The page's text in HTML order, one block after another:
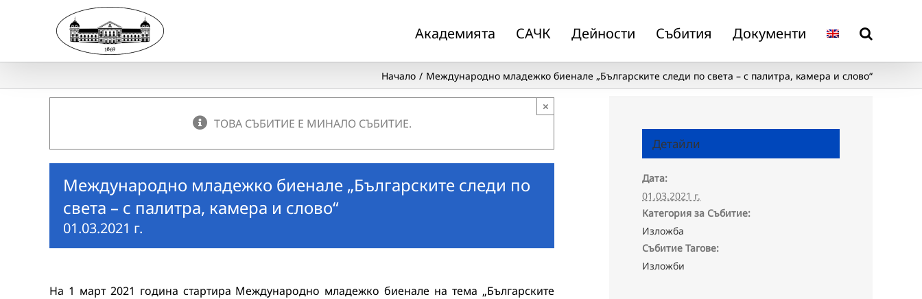
Академията САЧК Дейности Събития Документи
Начало Международно младежко биенале „Българските следи по света – с палитра, камера и слово“
ТОВА СЪБИТИЕ Е МИНАЛО СЪБИТИЕ.
×
Международно младежко биенале „Българските следи по
света – с палитра, камера и слово“
01.03.2021 г.
На 1 март 2021 година стартира Международно младежко биенале на тема „Българските
Детайли
Дата:
01.03.2021 г.
Категория за Събитие:
Изложба
Събитие Тагове:
Изложби